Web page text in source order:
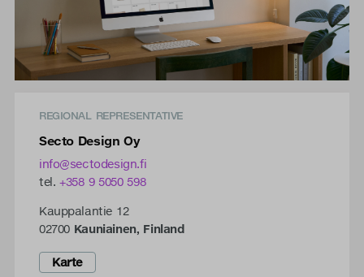
REGIONAL REPRESENTATIVE
Secto Design Oy
info@sectodesign.fi
tel.+358 9 5050 598
Kauppalantie 12
02700 Kauniainen, Finland
Karte